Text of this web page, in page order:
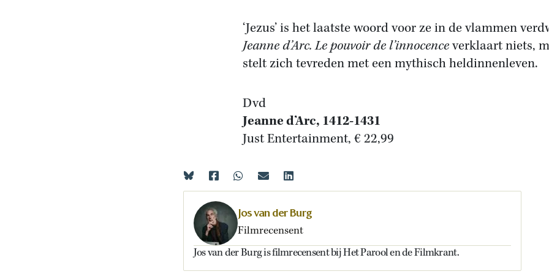
‘Jezus’ is het laatste woord voor ze in de vlammen
Jeanne d’Arc. Le pouvoir de l’innocenceverklaart niets,
stelt zich tevreden met een mythisch heldinnenleven.
Dvd
Jeanne d’Arc, 1412-1431
Just Entertainment, € 22,99
Jos van der Burg
Filmrecensent
Jos van der Burg is filmrecensent bij Het Parool en de Filmkrant.